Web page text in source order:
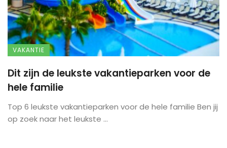
VAKANTIE
Dit zijn de leukste vakantieparken voor de
hele familie
Top 6 leukste vakantieparken voor de hele familie Ben jij
op zoek naar het leukste ...